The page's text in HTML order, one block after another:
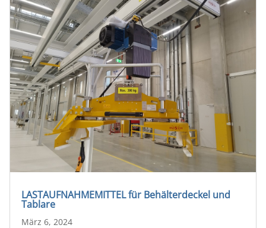
LASTAUFNAHMEMITTEL für Behälterdeckel und
Tablare
März 6, 2024